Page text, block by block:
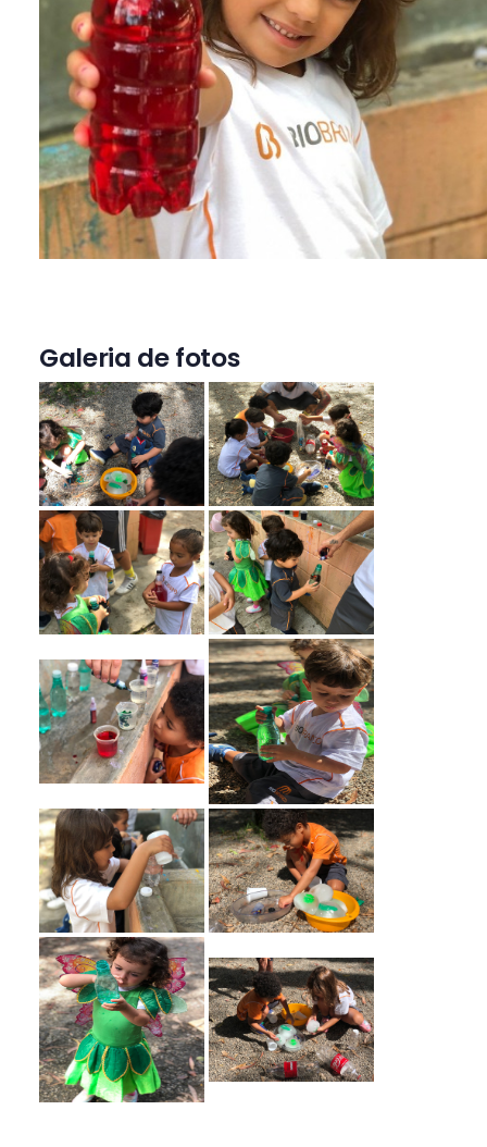
Galeria de fotos